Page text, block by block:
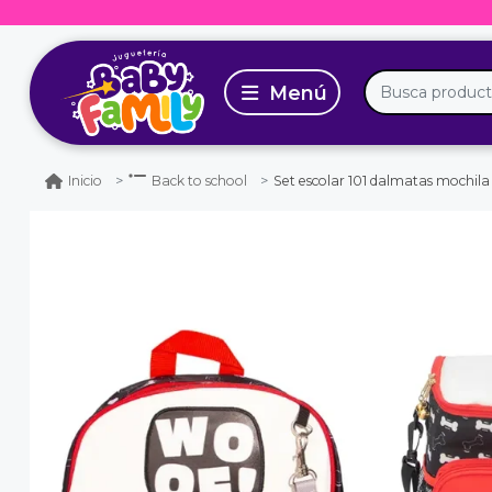
Inicio Back to school Set escolar 101 dalmatas